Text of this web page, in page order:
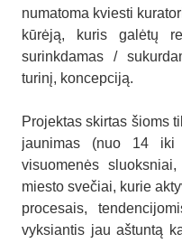
numatoma kviesti
kūrėją, kuris galėtų
surinkdamas /
turinį, koncepciją.
Projektas skirtas šioms
jaunimas (nuo 14 iki
visuomenės
miesto svečiai, kurie
procesais,
vyksiantis jau aštuntą